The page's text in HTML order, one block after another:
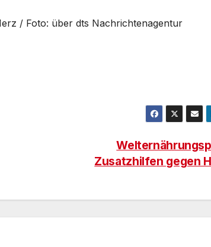
/ Foto: über dts Nachrichtenagentur
Zusatzhilfen gegen